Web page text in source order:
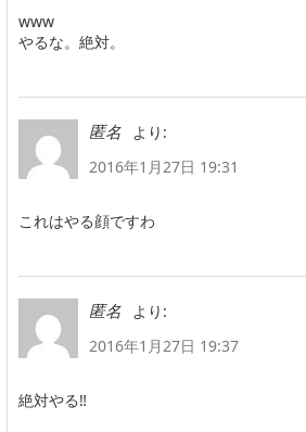
www
やるな。絶対。
匿名
より:
2016年1月27日 19:31
これはやる顔ですわ
匿名
より:
2016年1月27日 19:37
絶対やる‼︎